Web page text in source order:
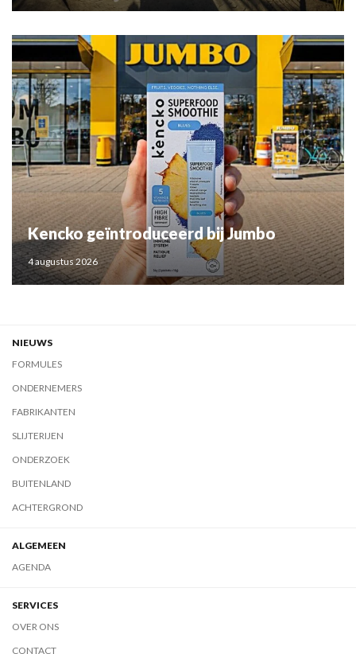
Kencko geïntroduceerd bij Jumbo
4 augustus 2026
NIEUWS
FORMULES
ONDERNEMERS
FABRIKANTEN
SLIJTERIJEN
ONDERZOEK
BUITENLAND
ACHTERGROND
ALGEMEEN
AGENDA
SERVICES
OVER ONS
CONTACT